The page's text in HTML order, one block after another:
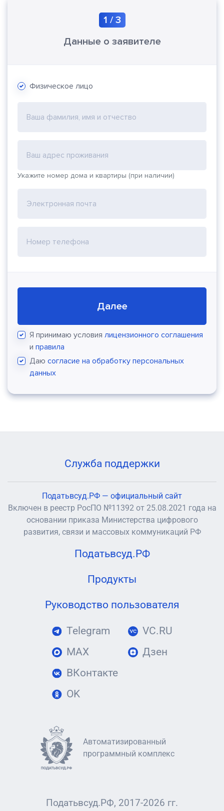
1 /3
Данные о заявителе
Физическое лицо
Ваша фамилия, имя и отчество
Ваш адрес проживания
Укажите номер дома и квартиры (при наличии)
Электронная почта
Номер телефона
Далее
Я принимаю условия лицензионного соглашения
и правила
Даю согласие на обработку персональных
данных
Служба поддержки
Податьвсуд.РФ — официальный сайт
Включен в реестр РосПО №11392 от 25.08.2021 года на
основании приказа Министерства цифрового
развития, связи и массовых коммуникаций РФ
Податьвсуд.РФ
Продукты
Руководство пользователя
Telegram
MAX
ВКонтакте
OK
VC.RU
Дзен
Автоматизированный
программный комплекс
Податьвсуд.РФ, 2017-2026 гг.